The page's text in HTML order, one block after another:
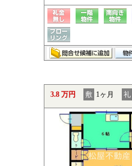
3.8 万円 敷 1ヶ月 礼